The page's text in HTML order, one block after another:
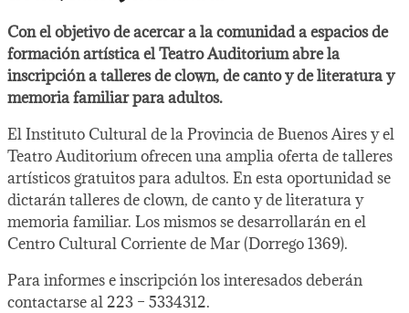
Con el objetivo de acercar a la comunidad a espacios de
formación artística el Teatro Auditorium abre la
inscripción a talleres de clown, de canto y de literatura y
memoria familiar para adultos.
El Instituto Cultural de la Provincia de Buenos Aires y el
Teatro Auditorium ofrecen una amplia oferta de talleres
artísticos gratuitos para adultos. En esta oportunidad se
dictarán talleres de clown, de canto y de literatura y
memoria familiar. Los mismos se desarrollarán en el
Centro Cultural Corriente de Mar (Dorrego 1369).
Para informes e inscripción los interesados deberán
contactarse al 223 – 5334312.